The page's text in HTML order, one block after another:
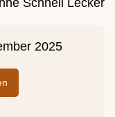
Schnell Lecker
2025